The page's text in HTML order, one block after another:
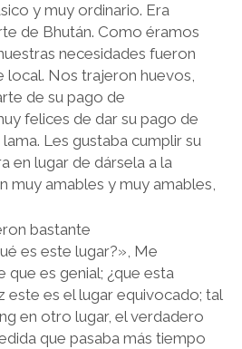
y muy ordinario. Era
de Bhután. Como éramos
necesidades fueron
local. Nos trajeron huevos,
de su pago de
felices de dar su pago de
Les gustaba cumplir su
en lugar de dársela a la
muy amables y muy amables,
bastante
es este lugar?», Me
que es genial; ¿que esta
este es el lugar equivocado; tal
en otro lugar, el verdadero
que pasaba más tiempo